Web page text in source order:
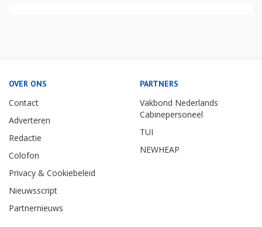
OVER ONS
Contact
Adverteren
Redactie
Colofon
Privacy & Cookiebeleid
Nieuwsscript
Partnernieuws
PARTNERS
Vakbond Nederlands
Cabinepersoneel
TUI
NEWHEAP